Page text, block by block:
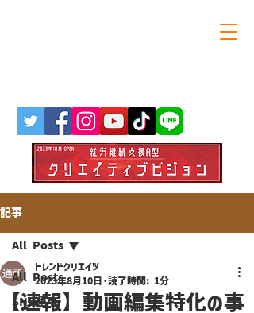
記事
All Posts
SNS運用
All Posts
【速報】動画編集特化の事
トレンドクリエイツ
2023年8月10日
読了時間: 1分